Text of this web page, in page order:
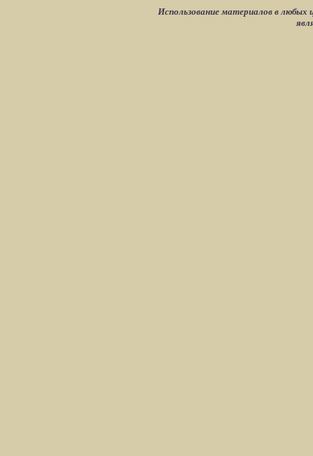
Использование материалов в любых